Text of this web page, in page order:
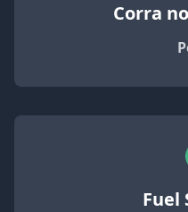
Corra
Fuel